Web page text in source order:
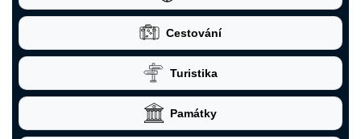
Cestování
Turistika
Památky